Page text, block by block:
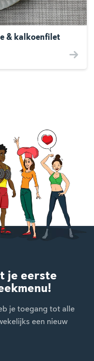
& kalkoenfilet
je eerste
je toegang tot alle
een nieuw